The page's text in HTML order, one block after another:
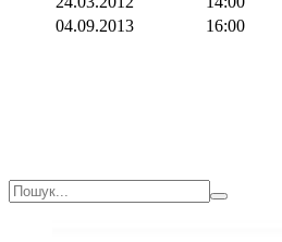
04.09.2013
16:00